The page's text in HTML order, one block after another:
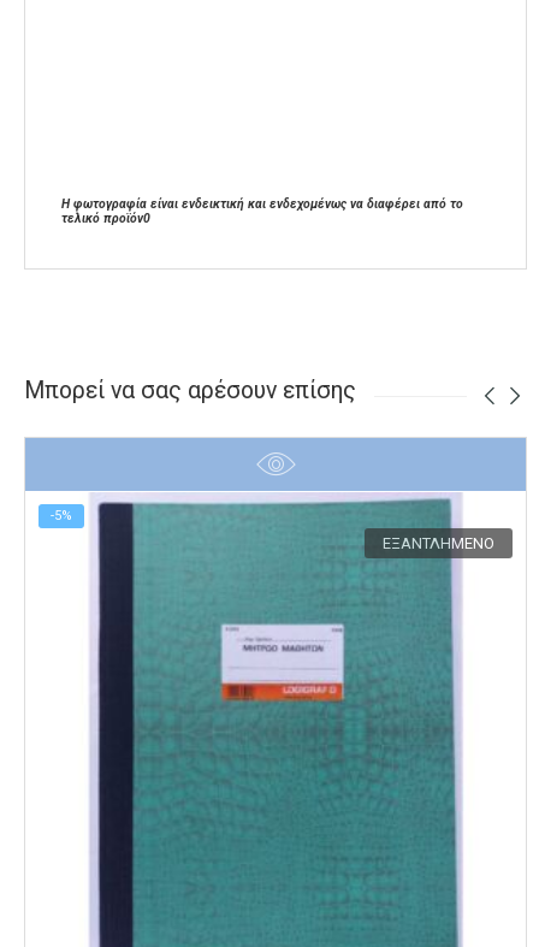
Η φωτογραφία είναι ενδεικτική και ενδεχομένως να διαφέρει από το
τελικό προϊόν0
Μπορεί να σας αρέσουν επίσης
ΕΞΑΝΤΛΗΜΈΝΟ
-5%